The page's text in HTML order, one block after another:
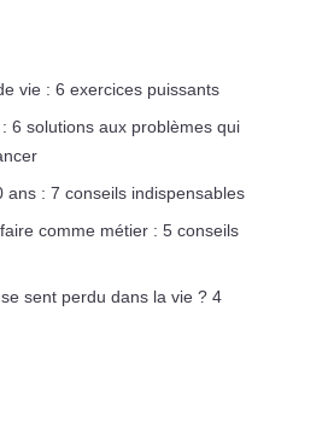
vie : 6 exercices puissants
6 solutions aux problèmes qui
ans : 7 conseils indispensables
comme métier : 5 conseils
sent perdu dans la vie ? 4